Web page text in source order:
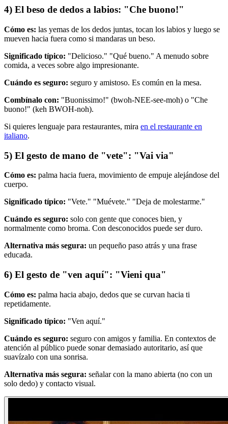
4) El beso de dedos a labios: "Che buono!"
Cómo es: las yemas de los dedos juntas, tocan los labios y luego se
mueven hacia fuera como si mandaras un beso.
Significado típico: "Delicioso." "Qué bueno." A menudo sobre
comida, a veces sobre algo impresionante.
Cuándo es seguro: seguro y amistoso. Es común en la mesa.
Combínalo con: "Buonissimo!" (bwoh-NEE-see-moh) o "Che
buono!" (keh BWOH-noh).
Si quieres lenguaje para restaurantes, mira en el restaurante en
italiano.
5) El gesto de mano de "vete": "Vai via"
Cómo es: palma hacia fuera, movimiento de empuje alejándose del
cuerpo.
Significado típico: "Vete." "Muévete." "Deja de molestarme."
Cuándo es seguro: solo con gente que conoces bien, y
normalmente como broma. Con desconocidos puede ser duro.
Alternativa más segura: un pequeño paso atrás y una frase
educada.
6) El gesto de "ven aquí": "Vieni qua"
Cómo es: palma hacia abajo, dedos que se curvan hacia ti
repetidamente.
Significado típico: "Ven aquí."
Cuándo es seguro: seguro con amigos y familia. En contextos de
atención al público puede sonar demasiado autoritario, así que
suavízalo con una sonrisa.
Alternativa más segura: señalar con la mano abierta (no con un
solo dedo) y contacto visual.